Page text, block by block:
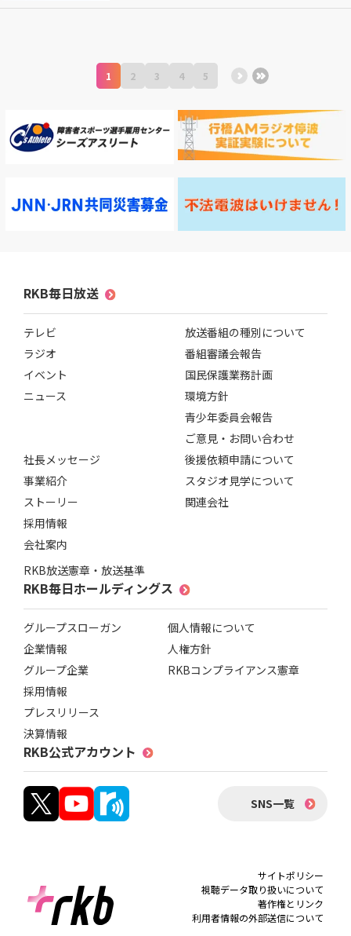
1 2 3 4 5
RKB毎日放送
テレビ
ラジオ
イベント
ニュース
社長メッセージ
事業紹介
ストーリー
採用情報
会社案内
RKB放送憲章・放送基準
放送番組の種別について
番組審議会報告
国民保護業務計画
環境方針
青少年委員会報告
ご意見・お問い合わせ
後援依頼申請について
スタジオ見学について
関連会社
RKB毎日ホールディングス
グループスローガン
企業情報
グループ企業
採用情報
プレスリリース
決算情報
個人情報について
人権方針
RKBコンプライアンス憲章
RKB公式アカウント
SNS一覧
サイトポリシー
視聴データ取り扱いについて
著作権とリンク
利用者情報の外部送信について